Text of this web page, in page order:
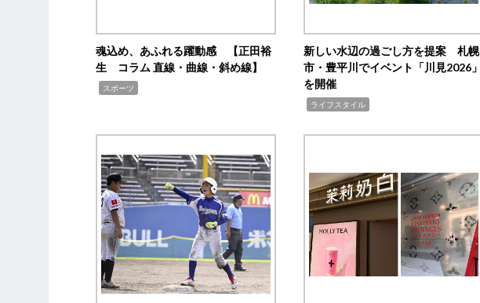
魂込め、あふれる躍動感 【正田裕
生 コラム 直線・曲線・斜め線】
スポーツ
新しい水辺の過ごし方を提案 札幌
市・豊平川でイベント「川見2026」
を開催
ライフスタイル